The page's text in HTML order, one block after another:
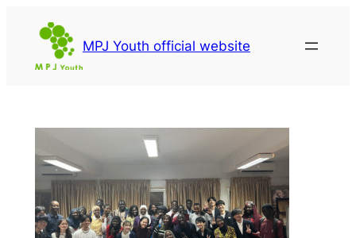
MPJ Youth official website